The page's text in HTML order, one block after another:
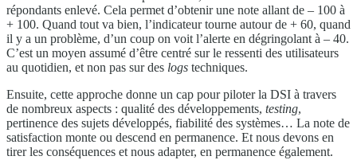
répondants enlevé. Cela permet d’obtenir une note allant de – 100 à
+ 100. Quand tout va bien, l’indicateur tourne autour de + 60, quand
il y a un problème, d’un coup on voit l’alerte en dégringolant à – 40.
C’est un moyen assumé d’être centré sur le ressenti des utilisateurs
au quotidien, et non pas sur des logs techniques.
Ensuite, cette approche donne un cap pour piloter la DSI à travers
de nombreux aspects : qualité des développements, testing,
pertinence des sujets développés, fiabilité des systèmes… La note de
satisfaction monte ou descend en permanence. Et nous devons en
tirer les conséquences et nous adapter, en permanence également.